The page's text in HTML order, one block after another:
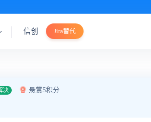
信创 Jira替代
决 悬赏5积分